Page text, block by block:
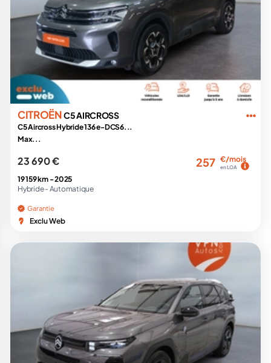
CITROËNC5 AIRCROSS
C5 Aircross Hybride 136 e-DCS6...
Max...
23 690 € 257 €/mois
en LOA
19 159 km -2025
Hybride - Automatique
Garantie
Exclu Web